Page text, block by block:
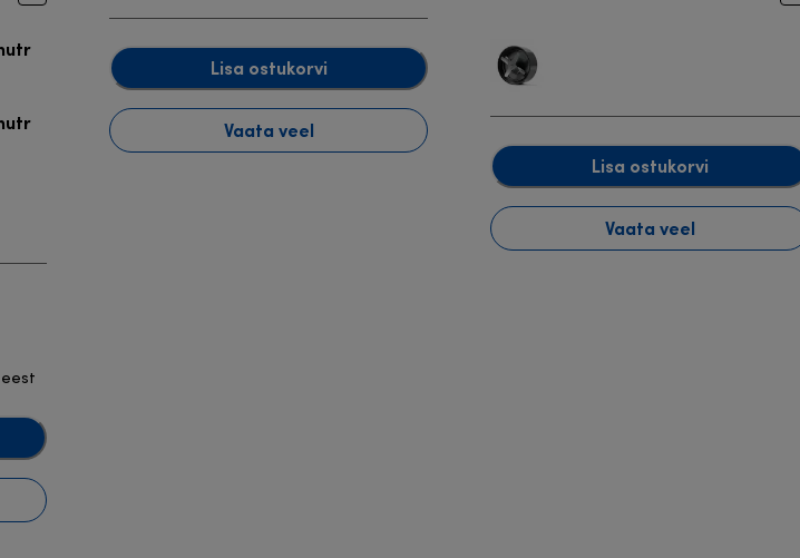
eest
Lisa ostukorvi
Vaata veel
Lisa ostukorvi
Vaata veel